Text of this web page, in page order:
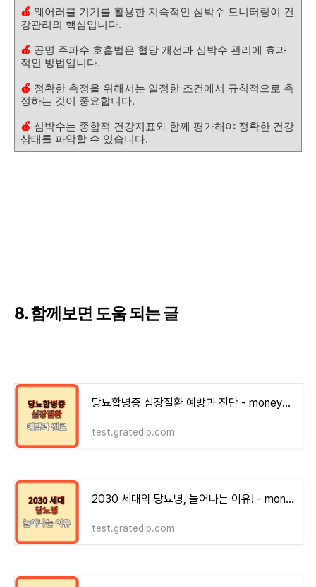
🍎 웨어러블 기기를 활용한 지속적인 심박수 모니터링이 건
강관리의 핵심입니다.
🍎 공명 주파수 호흡법은 혈당 개선과 심박수 관리에 효과
적인 방법입니다.
🍎 정확한 측정을 위해서는 일정한 조건에서 규칙적으로 측
정하는 것이 중요합니다.
🍎 심박수는 종합적 건강지표와 함께 평가해야 정확한 건강
상태를 파악할 수 있습니다.
8. 함께보면 도움 되는 글
당뇨합병증 심장질환 예방과 진단 - money-health
test.gratedip.com
2030 세대의 당뇨병, 늘어나는 이유! - money-health
test.gratedip.com